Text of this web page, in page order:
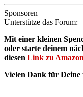
Sponsoren
Unterstütze das Forum:
Mit einer kleinen
oder starte deinem
diesen Link zu Amazon
Vielen Dank für